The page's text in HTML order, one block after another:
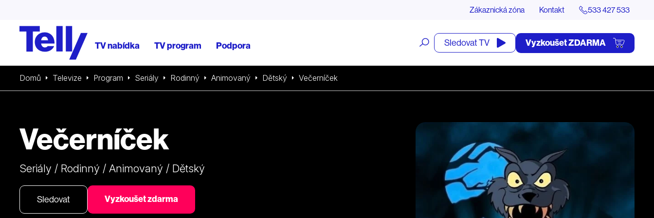
Zákaznická zóna Kontakt 533 427 533
TV nabídka TV program Podpora
Otevřít
vyhledávání
Sledovat TV Vyzkoušet ZDARMA
Domů Televize Program Seriály Rodinný Animovaný Dětský Večerníček
Večerníček
Seriály / Rodinný / Animovaný / Dětský
Sledovat Vyzkoušet zdarma